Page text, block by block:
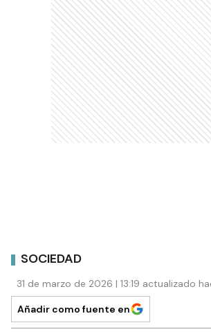
SOCIEDAD
31 de marzo de 2026 | 13:19 actualizado
Añadir como fuente en